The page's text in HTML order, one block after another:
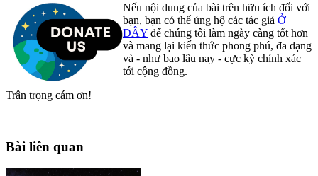
Nếu nội dung của bài trên hữu ích đối với
bạn, bạn có thể ủng hộ các tác giả Ở
ĐÂY để chúng tôi làm ngày càng tốt hơn
và mang lại kiến thức phong phú, đa dạng
và - như bao lâu nay - cực kỳ chính xác
tới cộng đồng.
Trân trọng cám ơn!
Bài liên quan